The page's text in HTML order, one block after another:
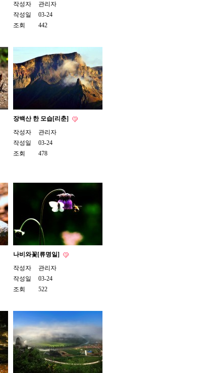
작성자
관리자
작성일
03-24
조회
442
장백산 한 모습[리춘]
작성자
관리자
작성일
03-24
조회
478
나비와꽃[류명일]
작성자
관리자
작성일
03-24
조회
522